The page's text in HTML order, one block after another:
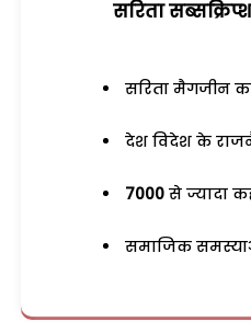
सरिता
सरिता मैगजीन
देश विदेश के
7000 से ज्यादा
समाजिक